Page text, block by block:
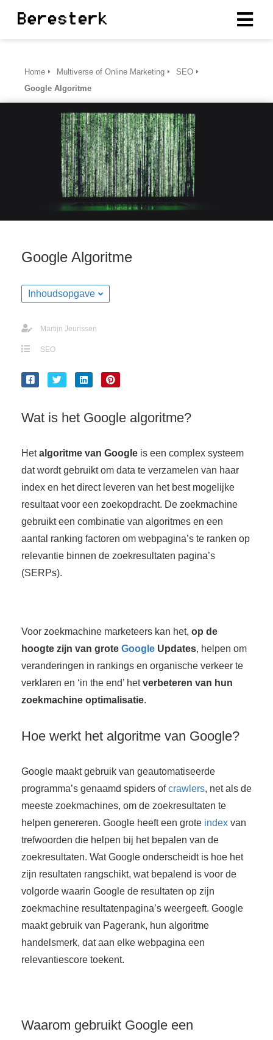
Home Multiverse of Online Marketing
SEO
Google Algoritme
Google Algoritme
Inhoudsopgave
Martijn Jeurissen
SEO
Wat is het Google algoritme?
Hetalgoritme van Google is een complex systeem
dat wordt gebruikt om data te verzamelen van haar
index en het direct leveren van het best mogelijke
resultaat voor een zoekopdracht. De zoekmachine
gebruikt een combinatie van algoritmes en een
aantal ranking factoren om webpagina’s te ranken op
relevantie binnen de zoekresultaten pagina’s
(SERPs).
Voor zoekmachine marketeers kan het, op de
hoogte zijn van grote Google Updates, helpen om
veranderingen in rankings en organische verkeer te
verklaren en ‘in the end’ hetverbeteren van hun
zoekmachine optimalisatie.
Hoe werkt het algoritme van Google?
Google maakt gebruik van geautomatiseerde
programma’s genaamd spiders ofcrawlers, net als de
meeste zoekmachines, om de zoekresultaten te
helpen genereren. Google heeft een grote index van
trefwoorden die helpen bij het bepalen van de
zoekresultaten. Wat Google onderscheidt is hoe het
zijn resultaten rangschikt, wat bepalend is voor de
volgorde waarin Google de resultaten op zijn
zoekmachine resultatenpagina’s weergeeft. Google
maakt gebruik van Pagerank, hun algoritme
handelsmerk, dat aan elke webpagina een
relevantiescore toekent.
Waarom gebruikt Google een
Ze
deze
te
op
gebruikt
te
de
Hierdoor